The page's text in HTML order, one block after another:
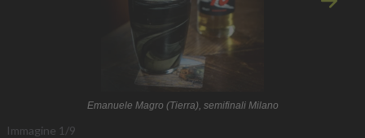
Emanuele Magro (Tierra), semifinali Milano
Immagine 1 /9